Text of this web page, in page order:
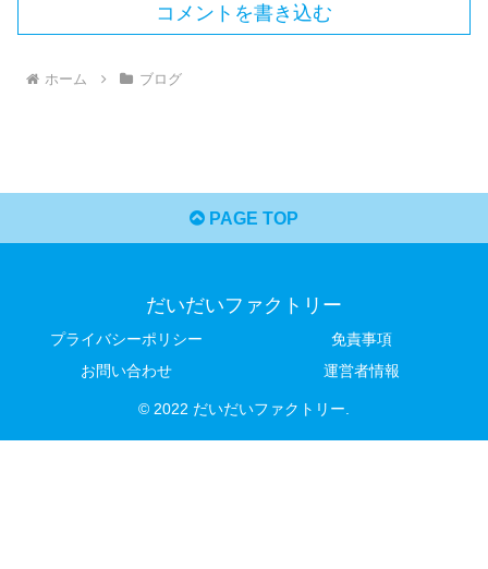
コメントを書き込む
ホーム ブログ
PAGE TOP
だいだいファクトリー
プライバシーポリシー
免責事項
お問い合わせ
運営者情報
© 2022 だいだいファクトリー.